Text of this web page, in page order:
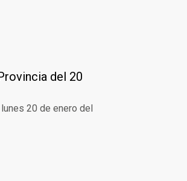
del 20
20 de enero del